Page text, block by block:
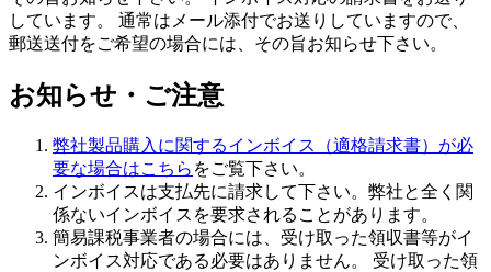
しています。 通常はメール添付でお送りしていますので、
郵送送付をご希望の場合には、その旨お知らせ下さい。
お知らせ・ご注意
弊社製品購入に関するインボイス（適格請求書）が必
要な場合はこちら をご覧下さい。
インボイスは支払先に請求して下さい。弊社と全く関
係ないインボイスを要求されることがあります。
簡易課税事業者の場合には、受け取った領収書等がイ
ンボイス対応である必要はありません。 受け取った領